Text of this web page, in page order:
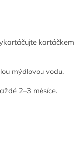
kartáčkem
mýdlovou vodu.
2–3 měsíce.